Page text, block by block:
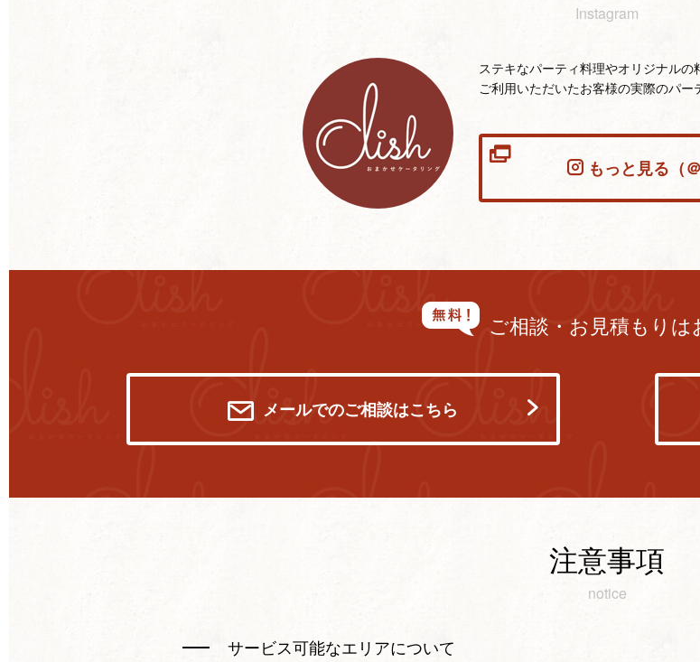
Instagram
ステキなパーティ料理やオリジナルの
ご利用いただいたお客様の実際のパー
もっと見る（
ご相談・お見積もりは
メールでのご相談はこちら
注意事項
notice
サービス可能なエリアについて